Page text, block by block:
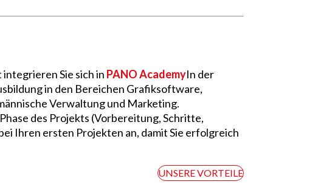
Sie sich in PANO AcademyIn der
in den Bereichen Grafiksoftware,
Verwaltung und Marketing.
des Projekts (Vorbereitung, Schritte,
Ihren ersten Projekten an, damit Sie erfolgreich
UNSERE VORTEILE